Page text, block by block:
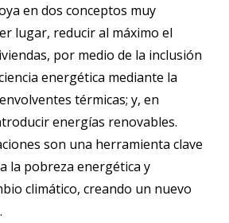
en dos conceptos muy
lugar, reducir al máximo el
por medio de la inclusión
energética mediante la
térmicas; y, en
energías renovables.
son una herramienta clave
la pobreza energética y
climático, creando un nuevo